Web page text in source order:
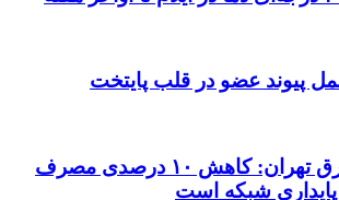
را آنلاین بخریم؟